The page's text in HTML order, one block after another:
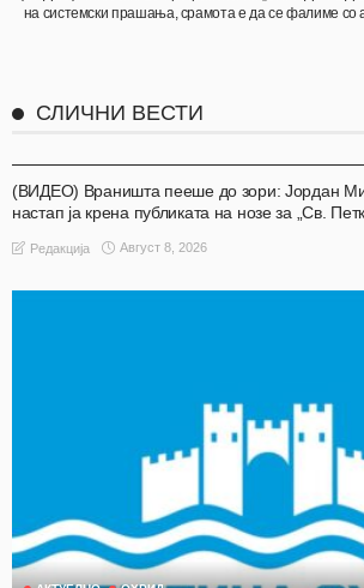
на системски прашања, срамота е да се фалиме
СЛИЧНИ ВЕСТИ
(ВИДЕО) Враништа пееше до зори: Јордан
настап ја крена публиката на нозе за „Св.
Редакција Август 8, 2026